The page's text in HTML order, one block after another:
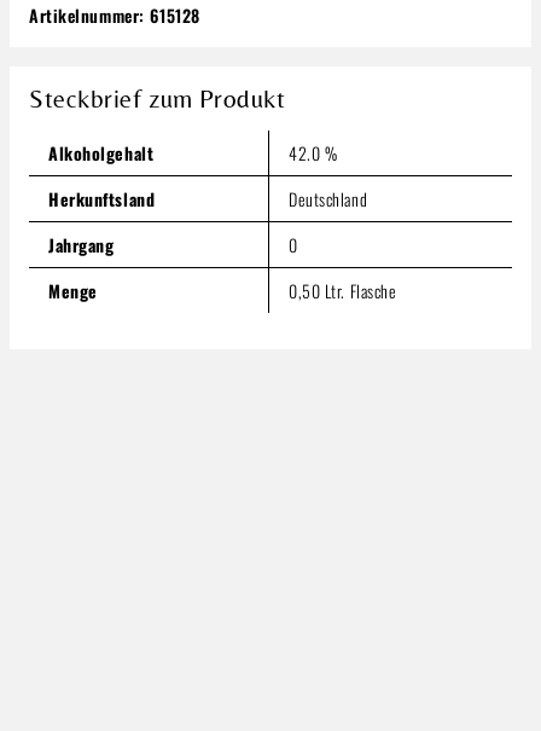
Lantenhammer Sauerkirschbrand | unfiltriert
43,79 €
Preise inkl. MwSt. zzgl. Versandkosten
Produkt Anzahl: Gib den gewünschten Wert ein oder
In den Warenkorb
Artikelnummer:615128
Steckbrief zum Produkt
Alkoholgehalt
42.0 %
Herkunftsland
Deutschland
Jahrgang
0
Menge
0,50 Ltr. Flasche